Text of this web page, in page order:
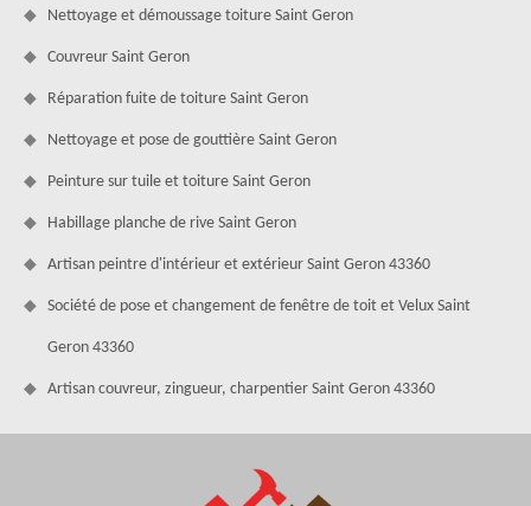
Nettoyage et démoussage toiture Saint Geron
Couvreur Saint Geron
Réparation fuite de toiture Saint Geron
Nettoyage et pose de gouttière Saint Geron
Peinture sur tuile et toiture Saint Geron
Habillage planche de rive Saint Geron
Artisan peintre d'intérieur et extérieur Saint Geron 43360
Société de pose et changement de fenêtre de toit et Velux Saint
Geron 43360
Artisan couvreur, zingueur, charpentier Saint Geron 43360